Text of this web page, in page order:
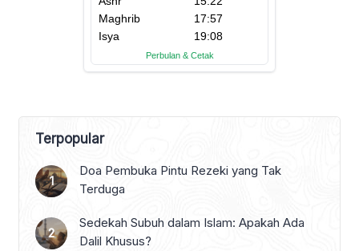
Terpopular
Doa Pembuka Pintu Rezeki yang Tak
Terduga
Sedekah Subuh dalam Islam: Apakah Ada
Dalil Khusus?